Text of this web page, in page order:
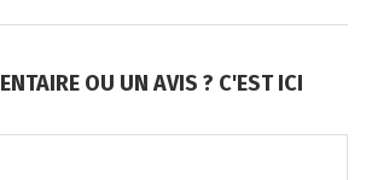
OU UN AVIS ? C'EST ICI